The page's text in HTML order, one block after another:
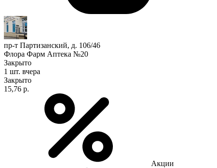
пр-т Партизанский, д. 106/46
Флора Фарм Аптека №20
Закрыто
1 шт. вчера
Закрыто
15,76 р.
Акции